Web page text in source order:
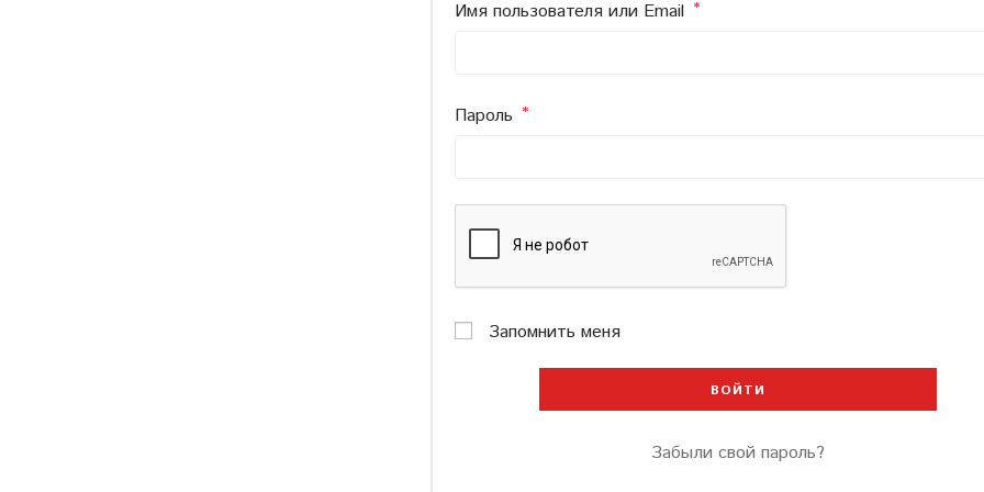
Имя пользователя или Email *Обязательно
Пароль *Обязательно
Запомнить меня
ВОЙТИ
Забыли свой пароль?